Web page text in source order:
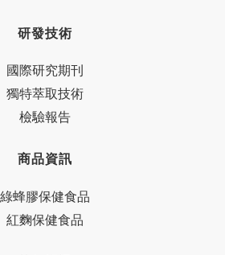
研發技術
國際研究期刊
獨特萃取技術
檢驗報告
商品資訊
綠蜂膠保健食品
紅麴保健食品